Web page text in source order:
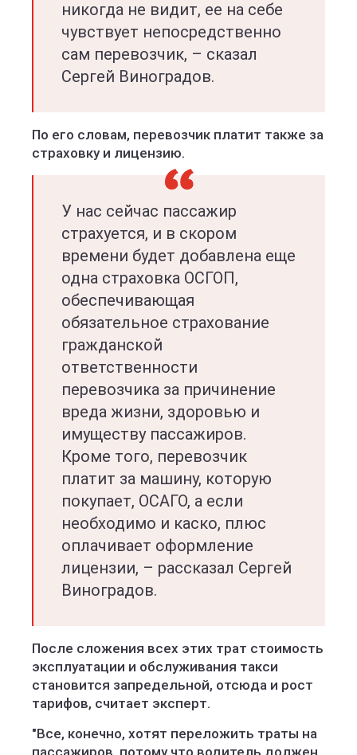
никогда не видит, ее на себе
чувствует непосредственно
сам перевозчик, – сказал
Сергей Виноградов.
По его словам, перевозчик платит также за
страховку и лицензию.
У нас сейчас пассажир
страхуется, и в скором
времени будет добавлена еще
одна страховка ОСГОП,
обеспечивающая
обязательное страхование
гражданской
ответственности
перевозчика за причинение
вреда жизни, здоровью и
имуществу пассажиров.
Кроме того, перевозчик
платит за машину, которую
покупает, ОСАГО, а если
необходимо и каско, плюс
оплачивает оформление
лицензии, – рассказал Сергей
Виноградов.
После сложения всех этих трат стоимость
эксплуатации и обслуживания такси
становится запредельной, отсюда и рост
тарифов, считает эксперт.
"Все, конечно, хотят переложить траты на
пассажиров, потому что водитель должен